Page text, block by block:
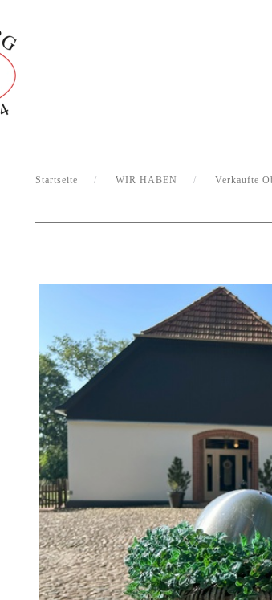
Startseite WIR HABEN Verkaufte